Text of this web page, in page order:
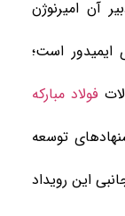
آن امیرنوژن
ایمیدور است؛
فولاد مبارکه
توسعه
این رویداد